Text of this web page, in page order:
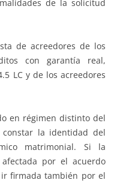
de la solicitud
acreedores de los
con garantía real,
LC y de los acreedores
régimen distinto del
la identidad del
matrimonial. Si la
por el acuerdo
firmada también por el